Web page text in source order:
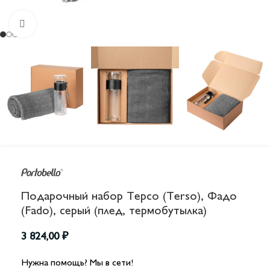
Подарочный набор Терсо (Terso), Фадо
(Fado), серый (плед, термобутылка)
3 824,00 ₽
Нужна помощь? Мы в сети!